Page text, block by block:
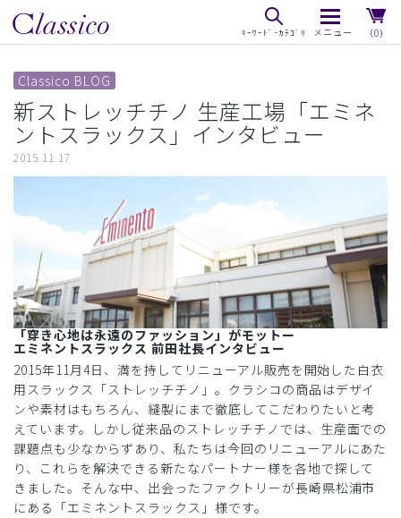
（0）
Classico BLOG
新ストレッチチノ 生産工場「エミネ
ントスラックス」インタビュー
2015.11.17
「穿き心地は永遠のファッション」がモットー
エミネントスラックス 前田社長インタビュー
2015年11月4日、満を持してリニューアル販売を開始した白衣
用スラックス「ストレッチチノ」。クラシコの商品はデザイ
ンや素材はもちろん、縫製にまで徹底してこだわりたいと考
えています。しかし従来品のストレッチチノでは、生産面での
課題点も少なからずあり、私たちは今回のリニューアルにあた
り、これらを解決できる新たなパートナー様を各地で探して
きました。そんな中、出会ったファクトリーが長崎県松浦市
にある「エミネントスラックス」様です。